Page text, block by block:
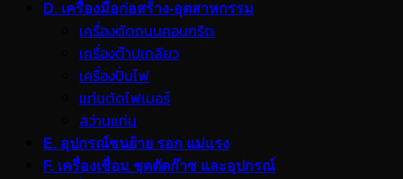
D. เครื่องมือก่อสร้าง-อุตสาหกรรม
เครื่องตัดถนนคอนกรีต
เครื่องต๊าปเกลียว
เครื่องปั่นไฟ
แท่นตัดไฟเบอร์
สว่านแท่น
E. อุปกรณ์ขนย้าย รอก แม่แรง
F. เครื่องเชื่อม ชุดตัดก๊าซ และอุปกรณ์